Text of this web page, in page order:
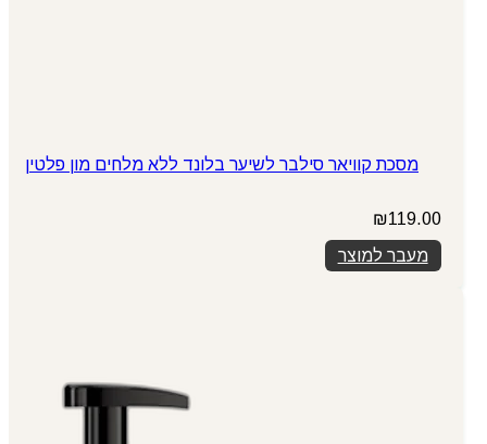
מסכת קוויאר סילבר לשיער בלונד ללא מלחים מון פלטין
₪119.00
מעבר למוצר